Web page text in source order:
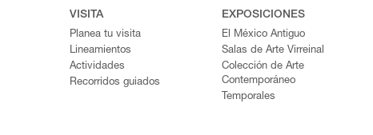
VISITA
Planea tu visita
Lineamientos
Actividades
Recorridos guiados
EXPOSICIONES
El México Antiguo
Salas de Arte Virreinal
Colección de Arte
Contemporáneo
Temporales